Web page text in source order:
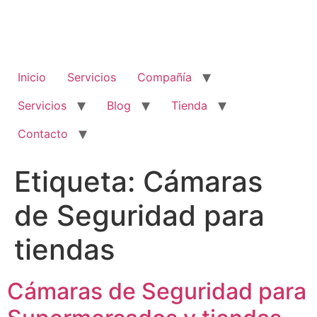
Inicio Servicios
Compañía
Servicios
Blog
Tienda
Contacto
Etiqueta: Cámaras
de Seguridad para
tiendas
Cámaras de Seguridad para